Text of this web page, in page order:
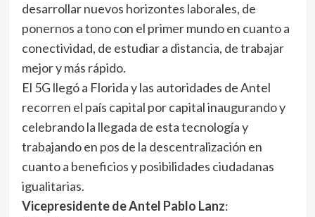
desarrollar nuevos horizontes laborales, de
ponernos a tono con el primer mundo en cuanto a
conectividad, de estudiar a distancia, de trabajar
mejor y más rápido.
El 5G llegó a Florida y las autoridades de Antel
recorren el país capital por capital inaugurando y
celebrando la llegada de esta tecnología y
trabajando en pos de la descentralización en
cuanto a beneficios y posibilidades ciudadanas
igualitarias.
Vicepresidente de Antel Pablo Lanz: